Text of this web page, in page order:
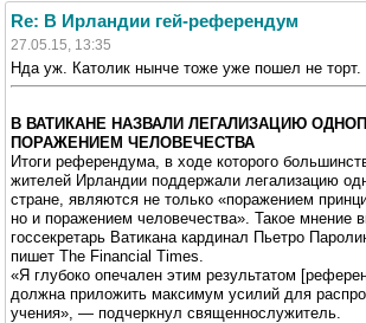
Re: В Ирландии гей-референдум
27.05.15, 13:35
Нда уж. Католик нынче тоже уже пошел не торт.
В ВАТИКАНЕ НАЗВАЛИ ЛЕГАЛИЗАЦИЮ
ПОРАЖЕНИЕМ ЧЕЛОВЕЧЕСТВА
Итоги референдума, в ходе которого
жителей Ирландии поддержали легализацию
стране, являются не только «поражением
но и поражением человечества». Такое мнение
госсекретарь Ватикана кардинал Пьетро
пишет The Financial Times.
«Я глубоко опечален этим результатом
должна приложить максимум усилий для
учения», — подчеркнул священнослужитель.